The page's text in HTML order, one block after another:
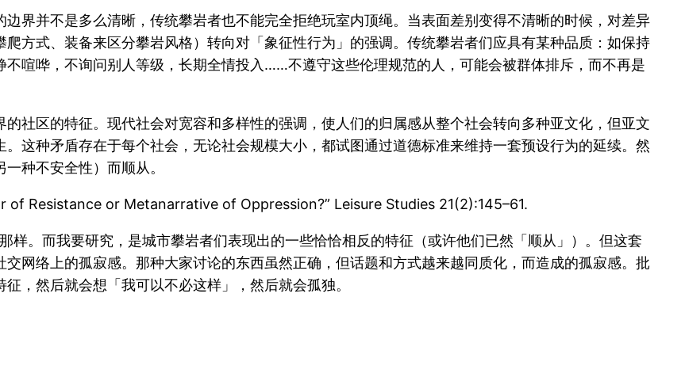
界并不是多么清晰，传统攀岩者也不能完全拒绝玩室内顶绳。当表面差别变得不清晰的时候，对差异
方式、装备来区分攀岩风格）转向对「象征性行为」的强调。传统攀岩者们应具有某种品质：如保持
喧哗，不询问别人等级，长期全情投入……不遵守这些伦理规范的人，可能会被群体排斥，而不再是
社区的特征。现代社会对宽容和多样性的强调，使人们的归属感从整个社会转向多种亚文化，但亚文
这种矛盾存在于每个社会，无论社会规模大小，都试图通过道德标准来维持一套预设行为的延续。然
种不安全性）而顺从。
Resistance or Metanarrative of Oppression?” Leisure Studies 21(2):145–61.
样。而我要研究，是城市攀岩者们表现出的一些恰恰相反的特征（或许他们已然「顺从」）。但这套
网络上的孤寂感。那种大家讨论的东西虽然正确，但话题和方式越来越同质化，而造成的孤寂感。批
，然后就会想「我可以不必这样」，然后就会孤独。